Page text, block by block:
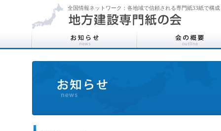
全国情報ネットワーク：各地域で信頼される専門紙33紙で構成